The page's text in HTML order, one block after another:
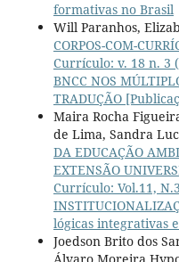
formativas no Brasil
Will Paranhos,
CORPOS-COM-
Currículo: v. 18 n. 3
BNCC NOS
TRADUÇÃO
Maira Rocha
de Lima, Sandra
DA EDUCAÇÃO
EXTENSÃO
Currículo: Vol.11,
lógicas integrativas
Joedson Brito dos